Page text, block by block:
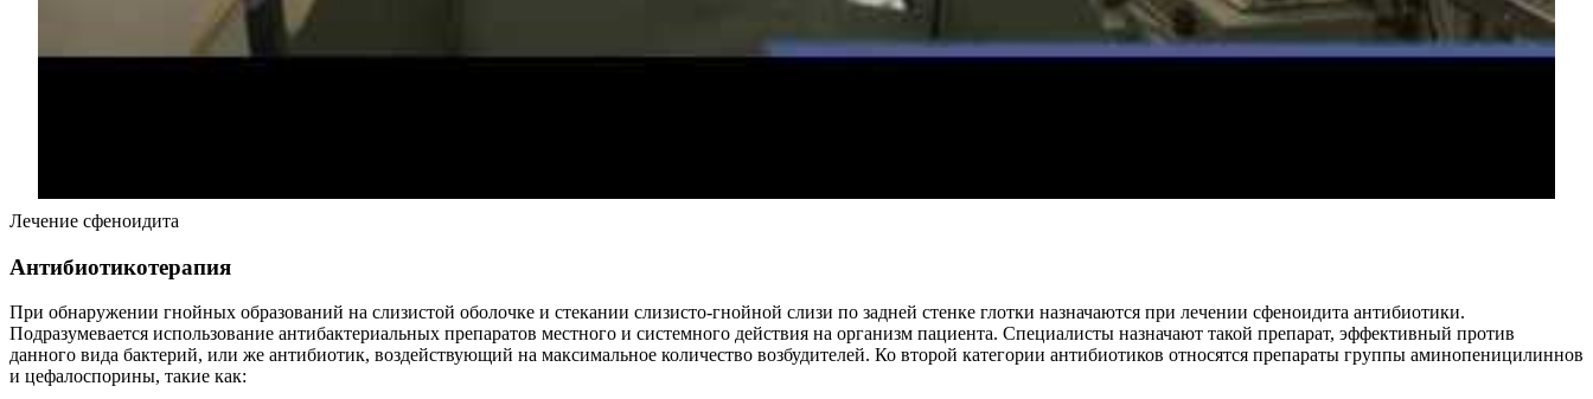
Лечение сфеноидита
Антибиотикотерапия
При обнаружении гнойных образований на слизистой оболочке и стекании слизисто-гнойной слизи по задней стенке глотки назначаются при лечении сфеноидита антибиотики.
Подразумевается использование антибактериальных препаратов местного и системного действия на организм пациента. Специалисты назначают такой препарат, эффективный против
данного вида бактерий, или же антибиотик, воздействующий на максимальное количество возбудителей. Ко второй категории антибиотиков относятся препараты группы аминопеницилиннов
и цефалоспорины, такие как: